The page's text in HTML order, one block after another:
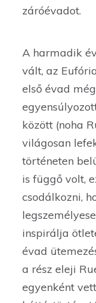
záróévadot.
A harmadik
vált, az
első évad
között (noha
világosan
történeten
is függő volt,
csodálkozni,
inspirálja
évad
a rész eleji
egyenként